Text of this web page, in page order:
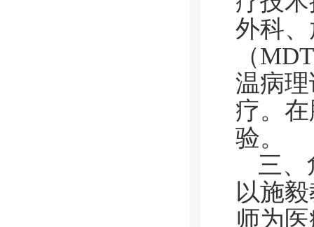
外科
（
温病
疗。
验。
三
以施
师为